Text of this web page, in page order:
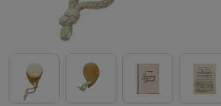
お問い合わせ
ご利用案内
よくあるご質問